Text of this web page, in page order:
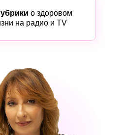
о здоровом
на радио и ТV